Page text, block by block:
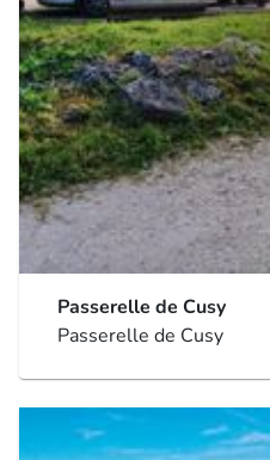
Passerelle de Cusy
Passerelle de Cusy